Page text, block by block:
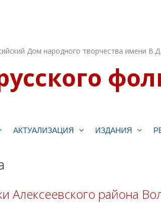
Дом народного творчества имени
АКТУАЛИЗАЦИЯ ИЗДАНИЯ
Алексеевского района